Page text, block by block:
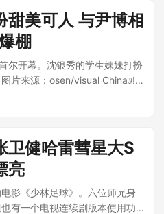
甜美可人 与尹博相
棚
尔开幕。沈银秀的学生妹妹打扮
片来源：osen/visual China𞓜!
卫健哈雷彗星大S
亮
影《少林足球》。六位师兄身
有一个电视连续剧版本使用功